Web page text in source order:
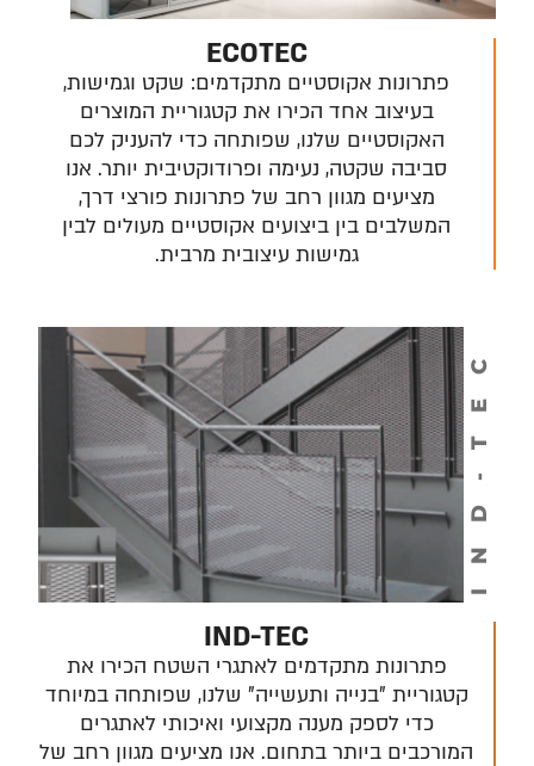
ECOTEC
פתרונות אקוסטיים מתקדמים: שקט וגמישות,
בעיצוב אחד הכירו את קטגוריית המוצרים
האקוסטיים שלנו, שפותחה כדי להעניק לכם
סביבה שקטה, נעימה ופרודוקטיבית יותר. אנו
מציעים מגוון רחב של פתרונות פורצי דרך,
המשלבים בין ביצועים אקוסטיים מעולים לבין
גמישות עיצובית מרבית.
IND-TEC
IND-TEC
פתרונות מתקדמים לאתגרי השטח הכירו את
קטגוריית "בנייה ותעשייה" שלנו, שפותחה במיוחד
כדי לספק מענה מקצועי ואיכותי לאתגרים
המורכבים ביותר בתחום. אנו מציעים מגוון רחב של